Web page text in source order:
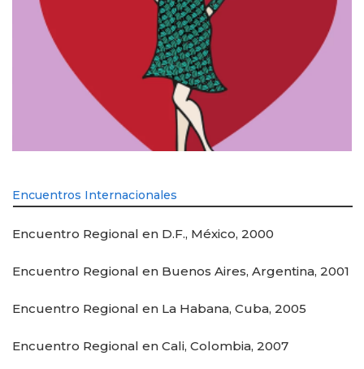
Encuentros Internacionales
Encuentro Regional en D.F., México, 2000
Encuentro Regional en Buenos Aires, Argentina, 2001
Encuentro Regional en La Habana, Cuba, 2005
Encuentro Regional en Cali, Colombia, 2007